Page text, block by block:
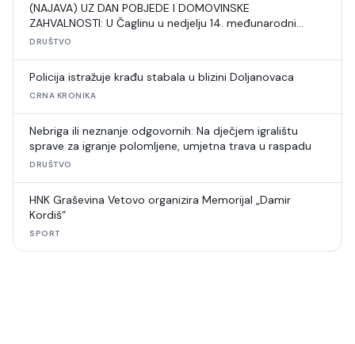
(NAJAVA) UZ DAN POBJEDE I DOMOVINSKE
ZAHVALNOSTI: U Čaglinu u nedjelju 14. međunarodni
šahovski turnir
DRUŠTVO
Policija istražuje krađu stabala u blizini Doljanovaca
CRNA KRONIKA
Nebriga ili neznanje odgovornih: Na dječjem igralištu
sprave za igranje polomljene, umjetna trava u raspadu
DRUŠTVO
HNK Graševina Vetovo organizira Memorijal „Damir
Kordiš“
SPORT